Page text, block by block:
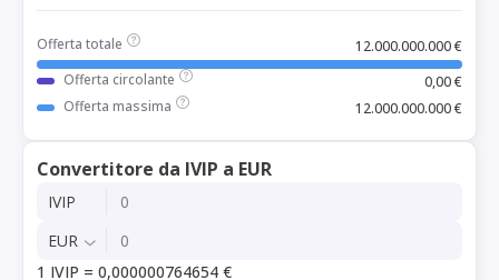
Offerta totale
12.000.000.000 €
Offerta circolante
0,00 €
Offerta massima
12.000.000.000 €
Convertitore da IVIP a EUR
IVIP
EUR
1 IVIP = 0,000000764654 €